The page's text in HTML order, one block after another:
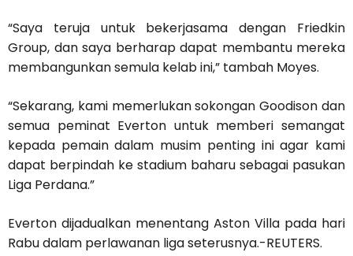
“Saya teruja untuk bekerjasama dengan Friedkin
Group, dan saya berharap dapat membantu mereka
membangunkan semula kelab ini,” tambah Moyes.
“Sekarang, kami memerlukan sokongan Goodison dan
semua peminat Everton untuk memberi semangat
kepada pemain dalam musim penting ini agar kami
dapat berpindah ke stadium baharu sebagai pasukan
Liga Perdana.”
Everton dijadualkan menentang Aston Villa pada hari
Rabu dalam perlawanan liga seterusnya.-REUTERS.